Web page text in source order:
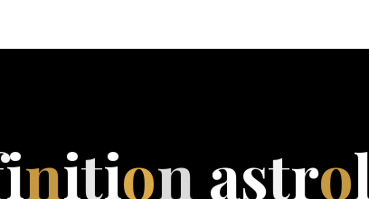
inition astrol